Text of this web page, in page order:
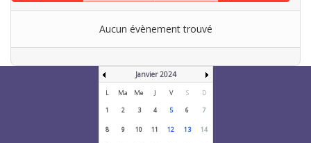
Aucun évènement trouvé
Janvier 2024
L Ma Me J V S
D
1
2 3 4 5 6 7
8 9 10 11 12 13 14